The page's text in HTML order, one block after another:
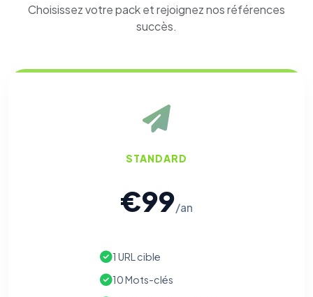
Choisissez votre pack et rejoignez nos références
succès.
STANDARD
€99/an
1 URL cible
10 Mots-clés